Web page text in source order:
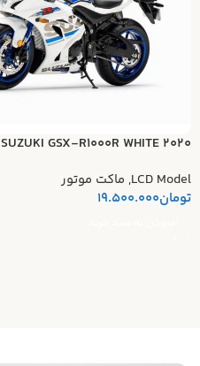
SUZUKI GSX-R1000R WHITE 2020
LCD Model
, ماکت موتور
تومان19.500.000